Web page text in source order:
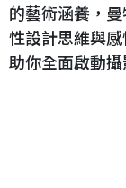
的藝術涵養，
性設計思維與
助你全面啟動